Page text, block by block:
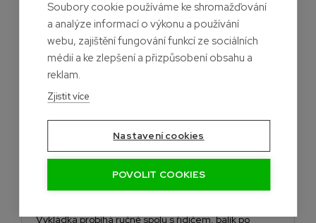
nákladní vozidlo.
Osobní odběr
Osobní odběr je možný pouze po objednávce přes e-
shop a po předchozí domluvě.
Výdej ve vopred dohodnutý den v19:00 večer
Vykládka materiálu
Vykládka probíhá ručně spolu s řidičem, balík po
Soubory cookie používáme ke shromažďování
a analýze informací o výkonu a používání
webu, zajištění fungování funkcí ze sociálních
médií a ke zlepšení a přizpůsobení obsahu a
reklam.
Zjistit více
Nastavení cookies
POVOLIT COOKIES